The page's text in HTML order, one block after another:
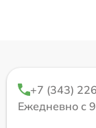
+7 (343)
Ежедневно с